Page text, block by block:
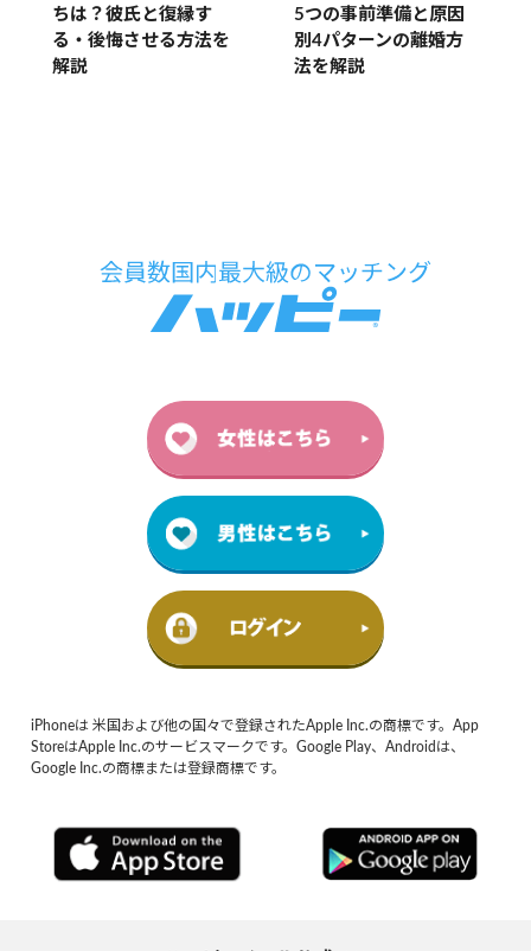
ちは？彼氏と復縁す
る・後悔させる方法を
解説
5つの事前準備と原因
別4パターンの離婚方
法を解説
iPhoneは 米国および他の国々で登録されたApple Inc.の商標です。App
StoreはApple Inc.のサービスマークです。Google Play、Androidは、
Google Inc.の商標または登録商標です。